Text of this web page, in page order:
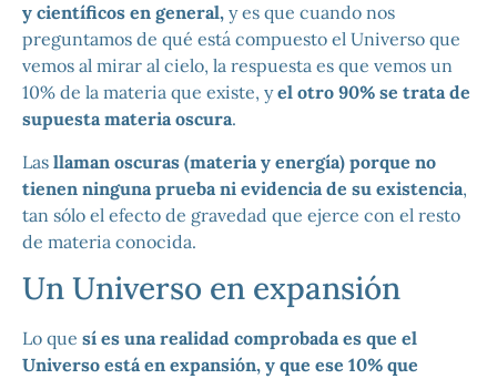
y científicos en general, y es que cuando nos
preguntamos de qué está compuesto el Universo que
vemos al mirar al cielo, la respuesta es que vemos un
10% de la materia que existe, yel otro 90% se trata de
supuesta materia oscura.
Las llaman oscuras (materia y energía) porque no
tienen ninguna prueba ni evidencia de su existencia,
tan sólo el efecto de gravedad que ejerce con el resto
de materia conocida.
Un Universo en expansión
Lo que sí es una realidad comprobada es que el
Universo está en expansión, y que ese 10% que